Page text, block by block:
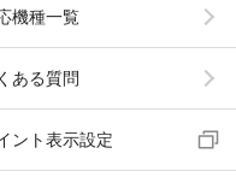
機種一覧
ある質問
ント表示設定